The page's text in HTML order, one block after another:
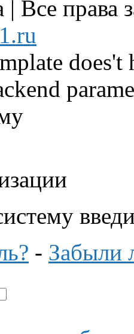
| Все
- Забыли